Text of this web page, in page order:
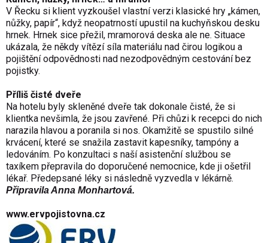
V Řecku si klient vyzkoušel vlastní verzi klasické hry „kámen,
nůžky, papír“, když neopatrností upustil na kuchyňskou desku
hrnek. Hrnek sice přežil, mramorová deska ale ne. Situace
ukázala, že někdy vítězí síla materiálu nad čirou logikou a
pojištění odpovědnosti nad nezodpovědným cestování bez
pojistky.
Příliš čisté dveře
Na hotelu byly skleněné dveře tak dokonale čisté, že si
klientka nevšimla, že jsou zavřené. Při chůzi k recepci do nich
narazila hlavou a poranila si nos. Okamžitě se spustilo silné
krvácení, které se snažila zastavit kapesníky, tampóny a
ledováním. Po konzultaci s naší asistenční službou se
taxíkem přepravila do doporučené nemocnice, kde ji ošetřil
lékař. Předepsané léky si následně vyzvedla v lékárně.
Připravila Anna Monhartová.
www.ervpojistovna.cz